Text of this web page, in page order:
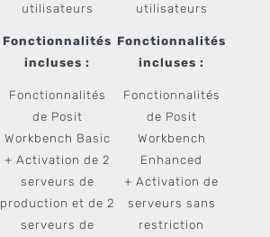
utilisateurs
Fonctionnalités
incluses :
Fonctionnalités
de Posit
Workbench Basic
+ Activation de 2
serveurs de
production et de 2
serveurs de
utilisateurs
Fonctionnalités
incluses :
Fonctionnalités
de Posit
Workbench
Enhanced
+ Activation de
serveurs sans
restriction